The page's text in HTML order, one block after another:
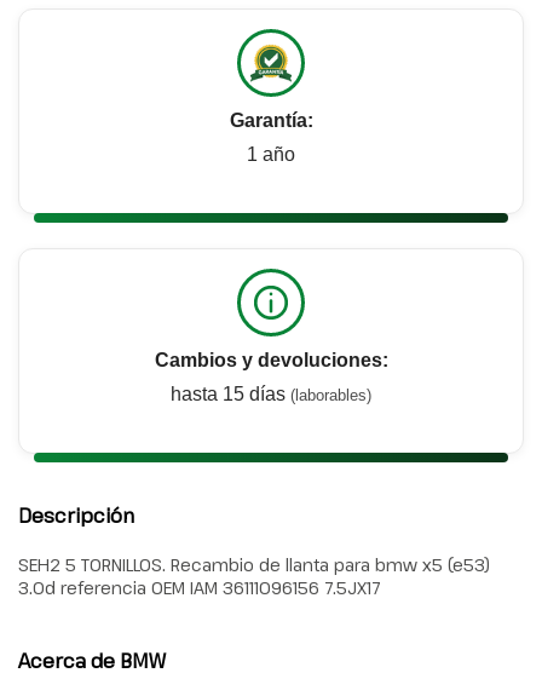
Garantía:
1 año
Cambios y devoluciones:
hasta 15 días (laborables)
Descripción
SEH2 5 TORNILLOS. Recambio de llanta para bmw x5 (e53)
3.0d referencia OEM IAM 36111096156 7.5JX17
Acerca de BMW